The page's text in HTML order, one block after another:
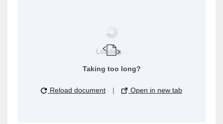
Loading...
Taking too long?
Reload document | Open in new tab